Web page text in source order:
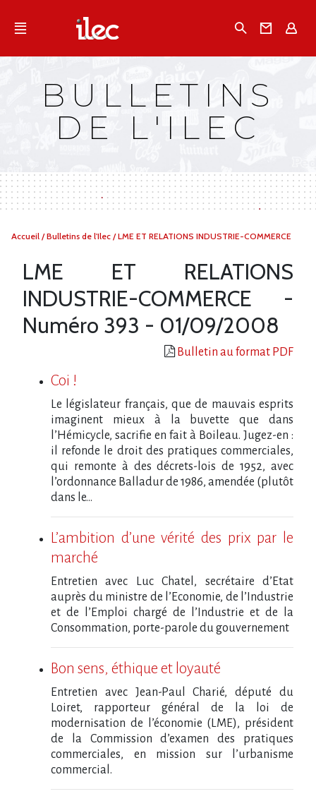
Qu'est-ce que l’Ilec
Campagnes multimarques
Dans la presse
BULLETINS
DE L'ILEC
Vous
Accueil /Bulletins de l'Ilec /LME ET RELATIONS INDUSTRIE-COMMERCE
LME ET RELATIONS
INDUSTRIE-COMMERCE -
Numéro 393 - 01/09/2008
Bulletin au format PDF
Coi !
Le législateur français, que de mauvais esprits
imaginent mieux à la buvette que dans
l’Hémicycle, sacrifie en fait à Boileau. Jugez-en :
il refonde le droit des pratiques commerciales,
qui remonte à des décrets-lois de 1952, avec
l’ordonnance Balladur de 1986, amendée (plutôt
dans le...
L’ambition d’une vérité des prix par le
marché
Entretien avec Luc Chatel, secrétaire d’Etat
auprès du ministre de l’Economie, de l’Industrie
et de l’Emploi chargé de l’Industrie et de la
Consommation, porte-parole du gouvernement
Bon sens, éthique et loyauté
Entretien avec Jean-Paul Charié, député du
Loiret, rapporteur général de la loi de
modernisation de l’économie (LME), président
de la Commission d’examen des pratiques
commerciales, en mission sur l’urbanisme
commercial.